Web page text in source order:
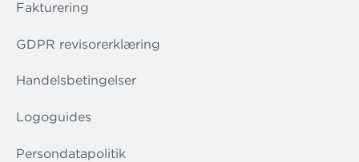
Fakturering
GDPR revisorerklæring
Handelsbetingelser
Logoguides
Persondatapolitik